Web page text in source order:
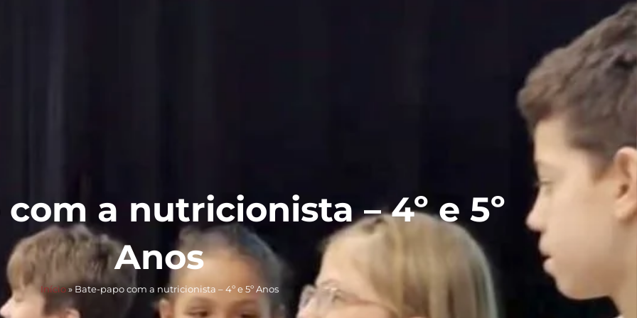
a nutricionista – 4º e 5º
Anos
Início» Bate-papo com a nutricionista – 4º e 5º Anos